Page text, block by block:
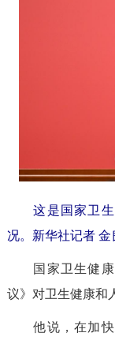
这是国家卫
况。 新华社记者 金
国家卫生健康
议》对卫生健康和
他说，在加快